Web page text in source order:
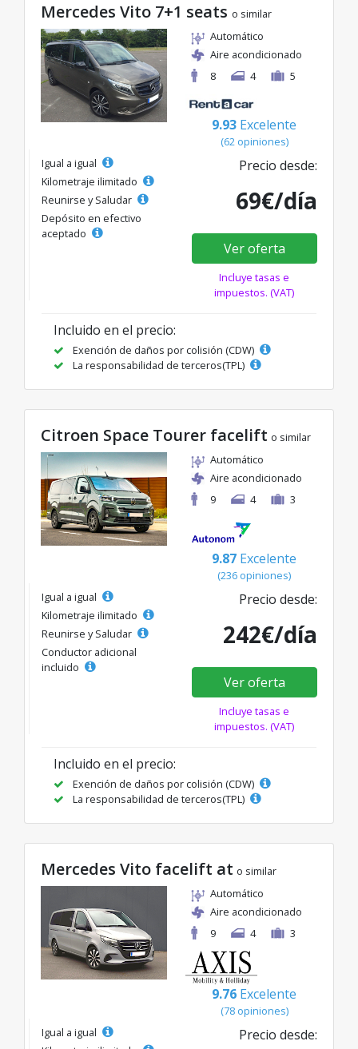
Mercedes Vito 7+1 seats o similar
Automático
Aire acondicionado
8
4 5
9.93 Excelente
(62 opiniones)
Igual a igual
Kilometraje ilimitado
Reunirse y Saludar
Depósito en efectivo
aceptado
Precio desde:
69€/día
Ver oferta
Incluye tasas e
impuestos. (VAT)
Incluido en el precio:
Exención de daños por colisión (CDW)
La responsabilidad de terceros(TPL)
Citroen Space Tourer facelift o similar
Automático
Aire acondicionado
9
4 3
9.87 Excelente
(236 opiniones)
Igual a igual
Kilometraje ilimitado
Reunirse y Saludar
Conductor adicional
incluido
Precio desde:
242€/día
Ver oferta
Incluye tasas e
impuestos. (VAT)
Incluido en el precio:
Exención de daños por colisión (CDW)
La responsabilidad de terceros(TPL)
Mercedes Vito facelift at o similar
Automático
Aire acondicionado
9
4 3
9.76 Excelente
(78 opiniones)
Igual a igual
Precio desde: